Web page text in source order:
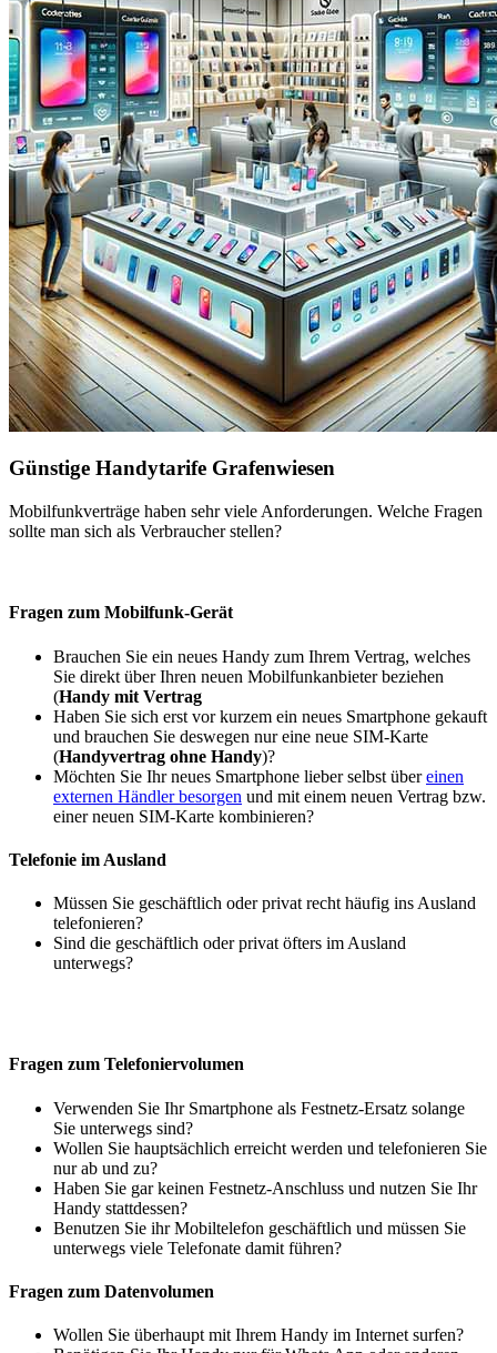
Günstige Handytarife Grafenwiesen
Mobilfunkverträge haben sehr viele Anforderungen. Welche Fragen
sollte man sich als Verbraucher stellen?
Fragen zum Mobilfunk-Gerät
Brauchen Sie ein neues Handy zum Ihrem Vertrag, welches
Sie direkt über Ihren neuen Mobilfunkanbieter beziehen
(Handy mit Vertrag
Haben Sie sich erst vor kurzem ein neues Smartphone gekauft
und brauchen Sie deswegen nur eine neue SIM-Karte
(Handyvertrag ohne Handy)?
Möchten Sie Ihr neues Smartphone lieber selbst übereinen
externen Händler besorgen und mit einem neuen Vertrag bzw.
einer neuen SIM-Karte kombinieren?
Telefonie im Ausland
Müssen Sie geschäftlich oder privat recht häufig ins Ausland
telefonieren?
Sind die geschäftlich oder privat öfters im Ausland
unterwegs?
Fragen zum Telefoniervolumen
Verwenden Sie Ihr Smartphone als Festnetz-Ersatz solange
Sie unterwegs sind?
Wollen Sie hauptsächlich erreicht werden und telefonieren Sie
nur ab und zu?
Haben Sie gar keinen Festnetz-Anschluss und nutzen Sie Ihr
Handy stattdessen?
Benutzen Sie ihr Mobiltelefon geschäftlich und müssen Sie
unterwegs viele Telefonate damit führen?
Fragen zum Datenvolumen
Wollen Sie überhaupt mit Ihrem Handy im Internet surfen?